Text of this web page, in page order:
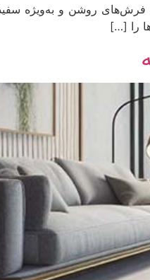
روشن و به‌ویژه
را […]